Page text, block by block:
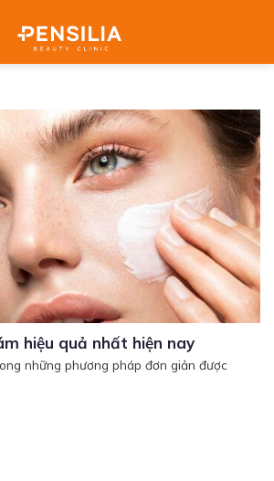
hiệu quả nhất hiện nay
những phương pháp đơn giản được